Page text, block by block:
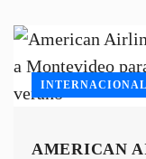
AMERICAN